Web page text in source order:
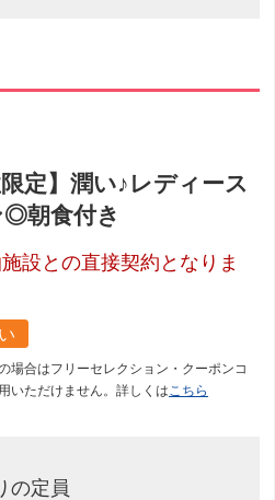
限定】潤い♪レディース
朝食付き
設との直接契約となりま
場合はフリーセレクション・クーポンコ
いただけません。詳しくは こちら
の定員